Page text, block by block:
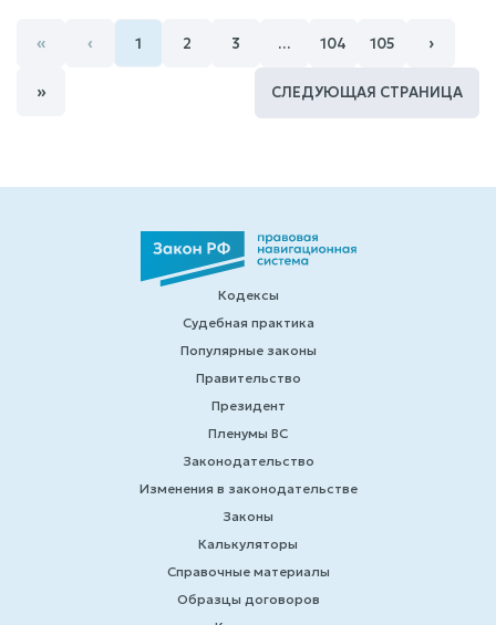
« ‹ 1 2 3 … 104 105 ›
» СЛЕДУЮЩАЯ СТРАНИЦА
Кодексы
Судебная практика
Популярные законы
Правительство
Президент
Пленумы ВС
Законодательство
Изменения в законодательстве
Законы
Калькуляторы
Справочные материалы
Образцы договоров